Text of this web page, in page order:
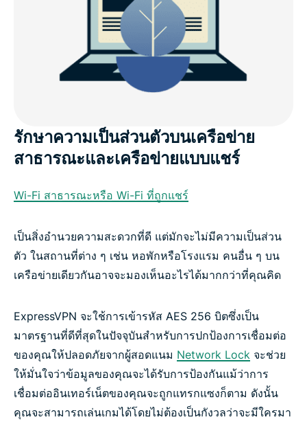
รักษาความเป็นส่วนตัวบนเครือข่าย
สาธารณะและเครือข่ายแบบแชร์
Wi-Fi สาธารณะหรือ Wi-Fi ที่ถูกแชร์
เป็นสิ่งอำนวยความสะดวกที่ดี แต่มักจะไม่มีความเป็นส่วน
ตัว ในสถานที่ต่าง ๆ เช่น หอพักหรือโรงแรม คนอื่น ๆ บน
เครือข่ายเดียวกันอาจจะมองเห็นอะไรได้มากกว่าที่คุณคิด
ExpressVPN จะใช้การเข้ารหัส AES 256 บิตซึ่งเป็น
มาตรฐานที่ดีที่สุดในปัจจุบันสำหรับการปกป้องการเชื่อมต่อ
ของคุณให้ปลอดภัยจากผู้สอดแนม Network Lock จะช่วย
ให้มั่นใจว่าข้อมูลของคุณจะได้รับการป้องกันแม้ว่าการ
เชื่อมต่ออินเทอร์เน็ตของคุณจะถูกแทรกแซงก็ตาม ดังนั้น
คุณจะสามารถเล่นเกมได้โดยไม่ต้องเป็นกังวลว่าจะมีใครมา